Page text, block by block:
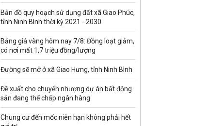
Bản đồ quy hoạch sử dụng đất xã Giao Phúc,
tỉnh Ninh Bình thời kỳ 2021 - 2030
Bảng giá vàng hôm nay 7/8: Đồng loạt giảm,
có nơi mất 1,7 triệu đồng/lượng
Đường sẽ mở ở xã Giao Hưng, tỉnh Ninh Bình
Đề xuất cho chuyển nhượng dự án bất động
sản đang thế chấp ngân hàng
Chung cư đến mốc niên hạn không phải hết